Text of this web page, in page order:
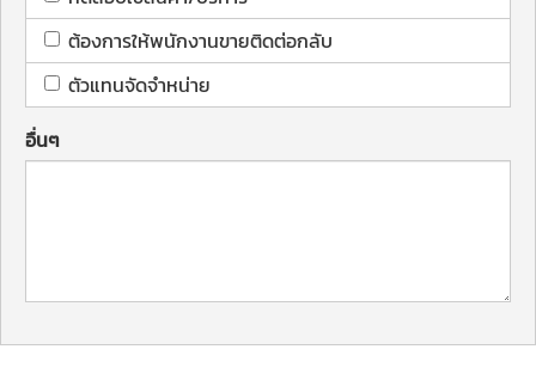
ต้องการให้พนักงานขายติดต่อกลับ
ตัวแทนจัดจำหน่าย
อื่นๆ